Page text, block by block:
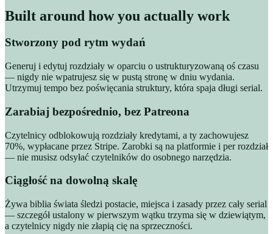
Built around how you actually work
Stworzony pod rytm wydań
Generuj i edytuj rozdziały w oparciu o ustrukturyzowaną oś czasu
— nigdy nie wpatrujesz się w pustą stronę w dniu wydania.
Utrzymuj tempo bez poświęcania struktury, która spaja długi serial.
Zarabiaj bezpośrednio, bez Patreona
Czytelnicy odblokowują rozdziały kredytami, a ty zachowujesz
70%, wypłacane przez Stripe. Zarobki są na platformie i per rozdział
— nie musisz odsyłać czytelników do osobnego narzędzia.
Ciągłość na dowolną skalę
Żywa biblia świata śledzi postacie, miejsca i zasady przez cały serial
— szczegół ustalony w pierwszym wątku trzyma się w dziewiątym,
a czytelnicy nigdy nie złapią cię na sprzeczności.